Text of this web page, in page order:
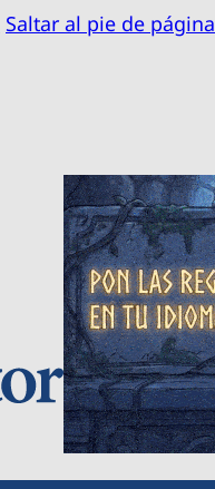
Saltar al pie de página